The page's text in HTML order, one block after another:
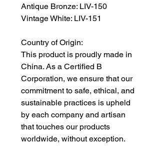
Antique Bronze: LIV-150
Vintage White: LIV-151
Country of Origin:
This product is proudly made in
China. As a Certified B
Corporation, we ensure that our
commitment to safe, ethical, and
sustainable practices is upheld
by each company and artisan
that touches our products
worldwide, without exception.